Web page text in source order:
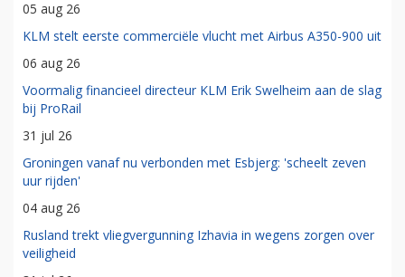
05 aug 26
KLM stelt eerste commerciële vlucht met Airbus A350-900 uit
06 aug 26
Voormalig financieel directeur KLM Erik Swelheim aan de slag
bij ProRail
31 jul 26
Groningen vanaf nu verbonden met Esbjerg: 'scheelt zeven
uur rijden'
04 aug 26
Rusland trekt vliegvergunning Izhavia in wegens zorgen over
veiligheid